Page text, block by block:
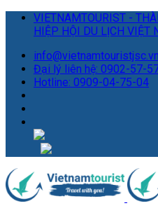
VIETNAMTOURIST -
HIỆP HỘI DU LỊCH VIỆT
info@vietnamtouristjsc.vn
Đại lý liên hệ: 0902-57-
Hotline: 0909-04-75-04